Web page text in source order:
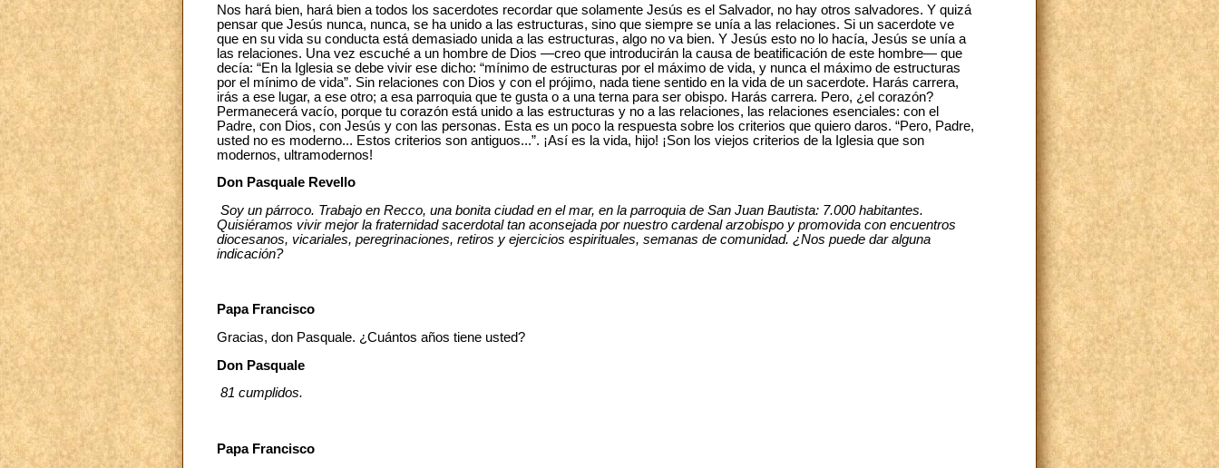
Nos hará bien, hará bien a todos los sacerdotes recordar que solamente Jesús es el Salvador, no hay otros salvadores. Y quizá
pensar que Jesús nunca, nunca, se ha unido a las estructuras, sino que siempre se unía a las relaciones. Si un sacerdote ve
que en su vida su conducta está demasiado unida a las estructuras, algo no va bien. Y Jesús esto no lo hacía, Jesús se unía a
las relaciones. Una vez escuché a un hombre de Dios —creo que introducirán la causa de beatificación de este hombre— que
decía: “En la Iglesia se debe vivir ese dicho: “mínimo de estructuras por el máximo de vida, y nunca el máximo de estructuras
por el mínimo de vida”. Sin relaciones con Dios y con el prójimo, nada tiene sentido en la vida de un sacerdote. Harás carrera,
irás a ese lugar, a ese otro; a esa parroquia que te gusta o a una terna para ser obispo. Harás carrera. Pero, ¿el corazón?
Permanecerá vacío, porque tu corazón está unido a las estructuras y no a las relaciones, las relaciones esenciales: con el
Padre, con Dios, con Jesús y con las personas. Esta es un poco la respuesta sobre los criterios que quiero daros. “Pero, Padre,
usted no es moderno... Estos criterios son antiguos...”. ¡Así es la vida, hijo! ¡Son los viejos criterios de la Iglesia que son
modernos, ultramodernos!
Don Pasquale Revello
Soy un párroco. Trabajo en Recco, una bonita ciudad en el mar, en la parroquia de San Juan Bautista: 7.000 habitantes.
Quisiéramos vivir mejor la fraternidad sacerdotal tan aconsejada por nuestro cardenal arzobispo y promovida con encuentros
diocesanos, vicariales, peregrinaciones, retiros y ejercicios espirituales, semanas de comunidad. ¿Nos puede dar alguna
indicación?
Papa Francisco
Gracias, don Pasquale. ¿Cuántos años tiene usted?
Don Pasquale
81 cumplidos.
Papa Francisco